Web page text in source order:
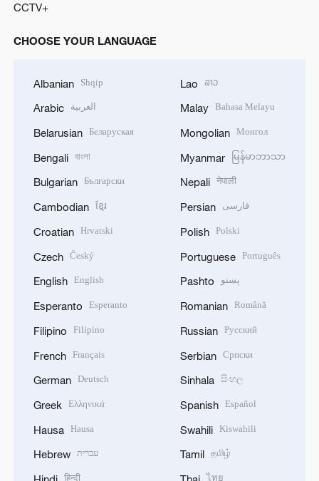
CCTV+
CHOOSE YOUR LANGUAGE
Albanian Shqip
Arabic العربية
Belarusian Беларуская
Bengali বাংলা
Bulgarian Български
Cambodian ខ្មែរ
Croatian Hrvatski
Czech Český
English English
Esperanto Esperanto
Filipino Filipino
French Français
German Deutsch
Greek Ελληνικά
Hausa Hausa
Hebrew עברית
हिन्दी
Lao ລາວ
Malay Bahasa Melayu
Mongolian Монгол
Myanmar မြန်မာဘာသာ
Nepali नेपाली
Persian فارسی
Polish Polski
Portuguese Português
Pashto پښتو
Romanian Română
Russian Русский
Serbian Српски
Sinhala සිංහල
Spanish Español
Swahili Kiswahili
Tamil தமிழ்
ไทย